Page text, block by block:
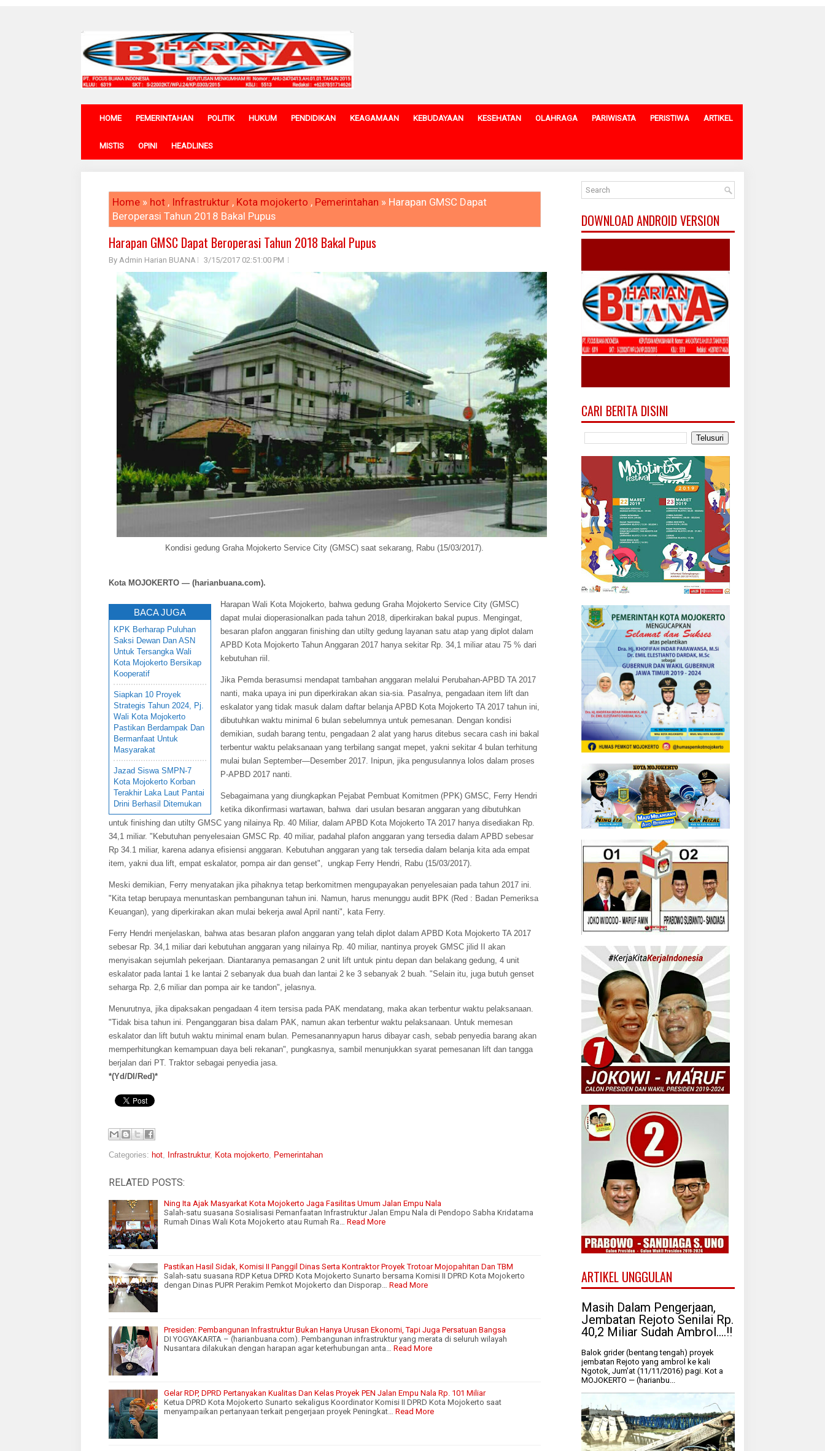
HOME PEMERINTAHAN POLITIK HUKUM PENDIDIKAN KEAGAMAAN KEBUDAYAAN KESEHATAN OLAHRAGA PARIWISATA PERISTIWA ARTIKEL
MISTIS OPINI HEADLINES
Home » hot , Infrastruktur , Kota mojokerto , Pemerintahan » Harapan GMSC Dapat
Beroperasi Tahun 2018 Bakal Pupus
Harapan GMSC Dapat Beroperasi Tahun 2018 Bakal Pupus
By Admin Harian BUANA 3/15/2017 02:51:00 PM
Kondisi gedung Graha Mojokerto Service City (GMSC) saat sekarang, Rabu (15/03/2017).
Kota MOJOKERTO — (harianbuana.com).
BACA JUGA
KPK Berharap Puluhan
Saksi Dewan Dan ASN
Untuk Tersangka Wali
Kota Mojokerto Bersikap
Kooperatif
Siapkan 10 Proyek
Strategis Tahun 2024, Pj.
Wali Kota Mojokerto
Pastikan Berdampak Dan
Bermanfaat Untuk
Masyarakat
Jazad Siswa SMPN-7
Kota Mojokerto Korban
Terakhir Laka Laut Pantai
Drini Berhasil Ditemukan
Harapan Wali Kota Mojokerto, bahwa gedung Graha Mojokerto Service City (GMSC)
dapat mulai dioperasionalkan pada tahun 2018, diperkirakan bakal pupus. Mengingat,
besaran plafon anggaran finishing dan utilty gedung layanan satu atap yang diplot dalam
APBD Kota Mojokerto Tahun Anggaran 2017 hanya sekitar Rp. 34,1 miliar atau 75 % dari
kebutuhan riil.
Jika Pemda berasumsi mendapat tambahan anggaran melalui Perubahan-APBD TA 2017
nanti, maka upaya ini pun diperkirakan akan sia-sia. Pasalnya, pengadaan item lift dan
eskalator yang tidak masuk dalam daftar belanja APBD Kota Mojokerto TA 2017 tahun ini,
dibutuhkan waktu minimal 6 bulan sebelumnya untuk pemesanan. Dengan kondisi
demikian, sudah barang tentu, pengadaan 2 alat yang harus ditebus secara cash ini bakal
terbentur waktu pelaksanaan yang terbilang sangat mepet, yakni sekitar 4 bulan terhitung
mulai bulan September—Desember 2017. Inipun, jika pengusulannya lolos dalam proses
P-APBD 2017 nanti.
Sebagaimana yang diungkapkan Pejabat Pembuat Komitmen (PPK) GMSC, Ferry Hendri
ketika dikonfirmasi wartawan, bahwa dari usulan besaran anggaran yang dibutuhkan
untuk finishing dan utilty GMSC yang nilainya Rp. 40 Miliar, dalam APBD Kota Mojokerto TA 2017 hanya disediakan Rp.
34,1 miliar. "Kebutuhan penyelesaian GMSC Rp. 40 miliar, padahal plafon anggaran yang tersedia dalam APBD sebesar
Rp 34.1 miliar, karena adanya efisiensi anggaran. Kebutuhan anggaran yang tak tersedia dalam belanja kita ada empat
item, yakni dua lift, empat eskalator, pompa air dan genset", ungkap Ferry Hendri, Rabu (15/03/2017).
Meski demikian, Ferry menyatakan jika pihaknya tetap berkomitmen mengupayakan penyelesaian pada tahun 2017 ini.
"Kita tetap berupaya menuntaskan pembangunan tahun ini. Namun, harus menunggu audit BPK (Red : Badan Pemeriksa
Keuangan), yang diperkirakan akan mulai bekerja awal April nanti", kata Ferry.
Ferry Hendri menjelaskan, bahwa atas besaran plafon anggaran yang telah diplot dalam APBD Kota Mojokerto TA 2017
sebesar Rp. 34,1 miliar dari kebutuhan anggaran yang nilainya Rp. 40 miliar, nantinya proyek GMSC jilid II akan
menyisakan sejumlah pekerjaan. Diantaranya pemasangan 2 unit lift untuk pintu depan dan belakang gedung, 4 unit
eskalator pada lantai 1 ke lantai 2 sebanyak dua buah dan lantai 2 ke 3 sebanyak 2 buah. "Selain itu, juga butuh genset
seharga Rp. 2,6 miliar dan pompa air ke tandon", jelasnya.
Menurutnya, jika dipaksakan pengadaan 4 item tersisa pada PAK mendatang, maka akan terbentur waktu pelaksanaan.
"Tidak bisa tahun ini. Penganggaran bisa dalam PAK, namun akan terbentur waktu pelaksanaan. Untuk memesan
eskalator dan lift butuh waktu minimal enam bulan. Pemesanannyapun harus dibayar cash, sebab penyedia barang akan
memperhitungkan kemampuan daya beli rekanan", pungkasnya, sambil menunjukkan syarat pemesanan lift dan tangga
berjalan dari PT. Traktor sebagai penyedia jasa.
*(Yd/DI/Red)*
Categories: hot, Infrastruktur, Kota mojokerto, Pemerintahan
RELATED POSTS:
Ning Ita Ajak Masyarkat Kota Mojokerto Jaga Fasilitas Umum Jalan Empu Nala
Salah-satu suasana Sosialisasi Pemanfaatan Infrastruktur Jalan Empu Nala di Pendopo Sabha Kridatama
Rumah Dinas Wali Kota Mojokerto atau Rumah Ra… Read More
Pastikan Hasil Sidak, Komisi II Panggil Dinas Serta Kontraktor Proyek Trotoar Mojopahitan Dan TBM
Salah-satu suasana RDP Ketua DPRD Kota Mojokerto Sunarto bersama Komisi II DPRD Kota Mojokerto
dengan Dinas PUPR Perakim Pemkot Mojokerto dan Disporap… Read More
Presiden: Pembangunan Infrastruktur Bukan Hanya Urusan Ekonomi, Tapi Juga Persatuan Bangsa
DI YOGYAKARTA – (harianbuana.com). Pembangunan infrastruktur yang merata di seluruh wilayah
Nusantara dilakukan dengan harapan agar keterhubungan anta… Read More
Gelar RDP, DPRD Pertanyakan Kualitas Dan Kelas Proyek PEN Jalan Empu Nala Rp. 101 Miliar
Ketua DPRD Kota Mojokerto Sunarto sekaligus Koordinator Komisi II DPRD Kota Mojokerto saat
menyampaikan pertanyaan terkait pengerjaan proyek Peningkat… Read More
DOWNLOAD ANDROID VERSION
CARI BERITA DISINI
ARTIKEL UNGGULAN
Masih Dalam Pengerjaan,
Jembatan Rejoto Senilai Rp.
40,2 Miliar Sudah Ambrol....!!
Balok grider (bentang tengah) proyek
jembatan Rejoto yang ambrol ke kali
Ngotok, Jum'at (11/11/2016) pagi. Kot a
MOJOKERTO — (harianbu...